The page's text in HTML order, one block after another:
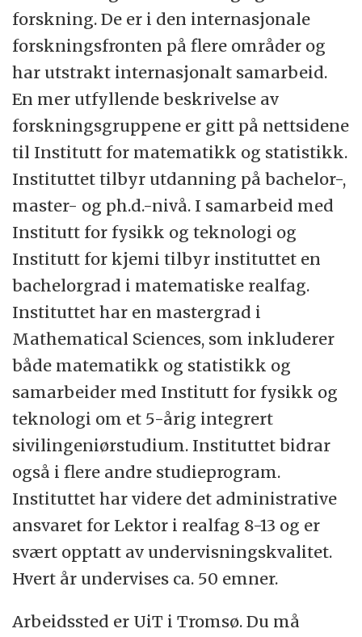
forskning. De er i den internasjonale
forskningsfronten på flere områder og
har utstrakt internasjonalt samarbeid.
En mer utfyllende beskrivelse av
forskningsgruppene er gitt på nettsidene
til Institutt for matematikk og statistikk.
Instituttet tilbyr utdanning på bachelor-,
master- og ph.d.-nivå. I samarbeid med
Institutt for fysikk og teknologi og
Institutt for kjemi tilbyr instituttet en
bachelorgrad i matematiske realfag.
Instituttet har en mastergrad i
Mathematical Sciences, som inkluderer
både matematikk og statistikk og
samarbeider med Institutt for fysikk og
teknologi om et 5-årig integrert
sivilingeniørstudium. Instituttet bidrar
også i flere andre studieprogram.
Instituttet har videre det administrative
ansvaret for Lektor i realfag 8-13 og er
svært opptatt av undervisningskvalitet.
Hvert år undervises ca. 50 emner.
Arbeidssted er UiT i Tromsø. Du må